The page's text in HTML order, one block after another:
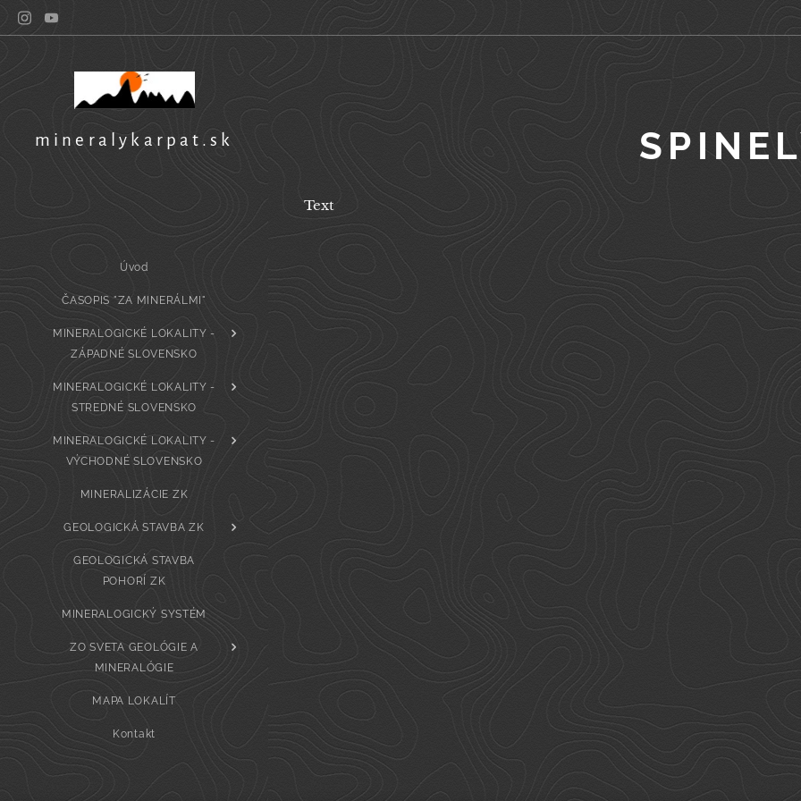
mineralykarpat.sk
Úvod
ČASOPIS "ZA MINERÁLMI"
MINERALOGICKÉ LOKALITY -
ZÁPADNÉ SLOVENSKO
MINERALOGICKÉ LOKALITY -
STREDNÉ SLOVENSKO
MINERALOGICKÉ LOKALITY -
VÝCHODNÉ SLOVENSKO
MINERALIZÁCIE ZK
GEOLOGICKÁ STAVBA ZK
GEOLOGICKÁ STAVBA
POHORÍ ZK
MINERALOGICKÝ SYSTÉM
ZO SVETA GEOLÓGIE A
MINERALÓGIE
MAPA LOKALÍT
Kontakt
Text